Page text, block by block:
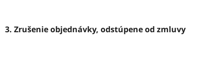
3. Zrušenie objednávky, odstúpene od zmluvy